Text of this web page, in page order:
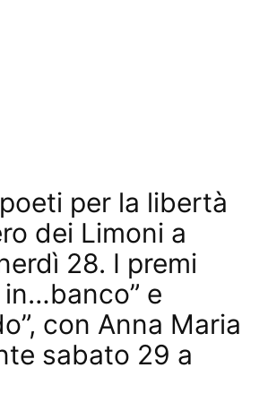
per la libertà
dei Limoni a
28. I premi
e
con Anna Maria
sabato 29 a